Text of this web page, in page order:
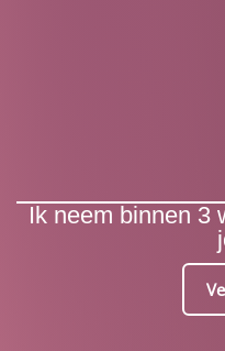
Ik neem binnen 3